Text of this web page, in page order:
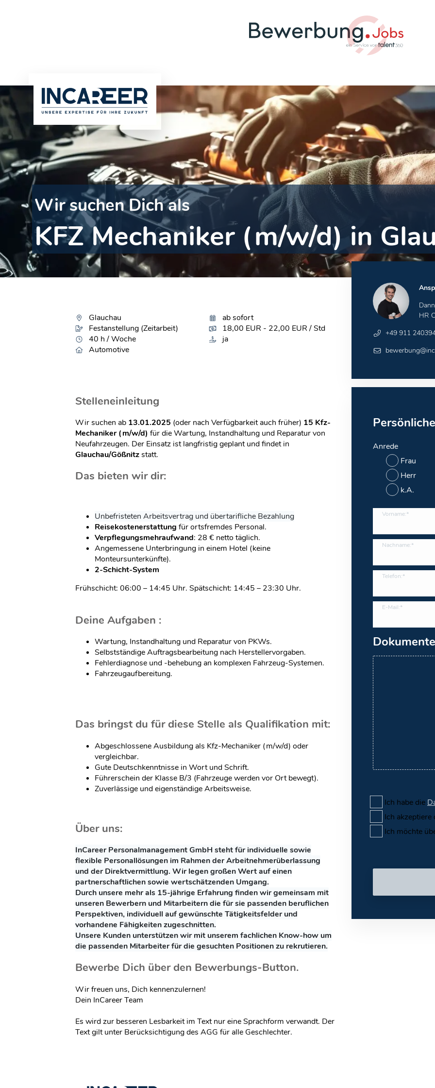
Wir suchen Dich als
KFZ Mechaniker (m/w/d) in
HR
+49 911
Anrede
Frau
Herr
k.A.
Vorname:*
Nachname:*
Telefon:*
E-Mail:*
Dokumente
Ich habe die
Ich
Ich möchte
Glauchau
Festanstellung (Zeitarbeit)
40 h / Woche
Automotive
ab sofort
18,00 EUR - 22,00 EUR / Std
ja
Stelleneinleitung
Wir suchen ab 13.01.2025 (oder nach Verfügbarkeit auch früher) 15 Kfz-
Mechaniker (m/w/d) für die Wartung, Instandhaltung und Reparatur von
Neufahrzeugen. Der Einsatz ist langfristig geplant und findet in
Glauchau/Gößnitzstatt.
Das bieten wir dir:
Unbefristeten Arbeitsvertrag und übertarifliche Bezahlung
Reisekostenerstattung für ortsfremdes Personal.
Verpflegungsmehraufwand: 28 € netto täglich.
Angemessene Unterbringung in einem Hotel (keine
Monteursunterkünfte).
2-Schicht-System
Frühschicht: 06:00 – 14:45 Uhr. Spätschicht: 14:45 – 23:30 Uhr.
Deine Aufgaben :
Wartung, Instandhaltung und Reparatur von PKWs.
Selbstständige Auftragsbearbeitung nach Herstellervorgaben.
Fehlerdiagnose und -behebung an komplexen Fahrzeug-Systemen.
Fahrzeugaufbereitung.
Das bringst du für diese Stelle als Qualifikation mit:
Abgeschlossene Ausbildung als Kfz-Mechaniker (m/w/d) oder
vergleichbar.
Gute Deutschkenntnisse in Wort und Schrift.
Führerschein der Klasse B/3 (Fahrzeuge werden vor Ort bewegt).
Zuverlässige und eigenständige Arbeitsweise.
Über uns:
InCareer Personalmanagement GmbH steht für individuelle sowie
flexible Personallösungen im Rahmen der Arbeitnehmerüberlassung
und der Direktvermittlung. Wir legen großen Wert auf einen
partnerschaftlichen sowie wertschätzenden Umgang.
Durch unsere mehr als 15-jährige Erfahrung finden wir gemeinsam mit
unseren Bewerbern und Mitarbeitern die für sie passenden beruflichen
Perspektiven, individuell auf gewünschte Tätigkeitsfelder und
vorhandene Fähigkeiten zugeschnitten.
Unsere Kunden unterstützen wir mit unserem fachlichen Know-how um
die passenden Mitarbeiter für die gesuchten Positionen zu rekrutieren.
Bewerbe Dich über den Bewerbungs-Button.
Wir freuen uns, Dich kennenzulernen!
Dein InCareer Team
Es wird zur besseren Lesbarkeit im Text nur eine Sprachform verwandt. Der
Text gilt unter Berücksichtigung des AGG für alle Geschlechter.